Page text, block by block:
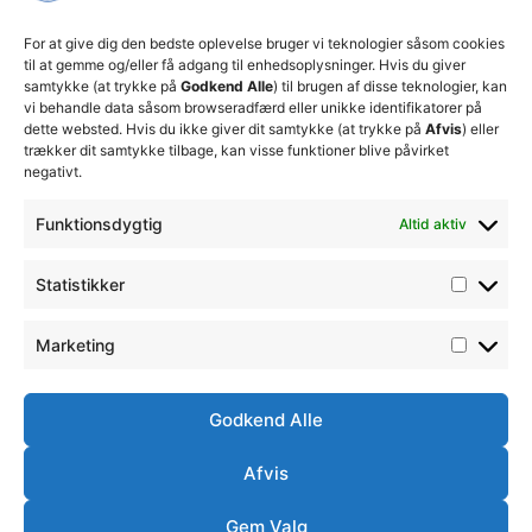
For at give dig den bedste oplevelse bruger vi teknologier såsom cookies
til at gemme og/eller få adgang til enhedsoplysninger. Hvis du giver
samtykke (at trykke på Godkend Alle) til brugen af disse teknologier, kan
vi behandle data såsom browseradfærd eller unikke identifikatorer på
dette websted. Hvis du ikke giver dit samtykke (at trykke på Afvis) eller
trækker dit samtykke tilbage, kan visse funktioner blive påvirket
negativt.
Funktionsdygtig Altid aktiv
Statistikker
Marketing
Godkend Alle
Afvis
Gem Valg
beslutninger
for at
sikre
klubbens
fremtid
Josefine
træder
20. juni 2026